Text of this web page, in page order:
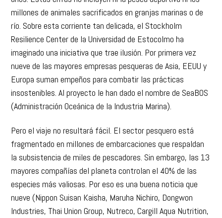
millones de animales sacrificados en granjas marinas o de
río. Sobre esta corriente tan delicada, el Stockholm
Resilience Center de la Universidad de Estocolmo ha
imaginado una iniciativa que trae ilusión. Por primera vez
nueve de las mayores empresas pesqueras de Asia, EEUU y
Europa suman empeños para combatir las prácticas
insostenibles. Al proyecto le han dado el nombre de SeaBOS
(Administración Oceánica de la Industria Marina).
Pero el viaje no resultará fácil. El sector pesquero está
fragmentado en millones de embarcaciones que respaldan
la subsistencia de miles de pescadores. Sin embargo, las 13
mayores compañías del planeta controlan el 40% de las
especies más valiosas. Por eso es una buena noticia que
nueve (Nippon Suisan Kaisha, Maruha Nichiro, Dongwon
Industries, Thai Union Group, Nutreco, Cargill Aqua Nutrition,